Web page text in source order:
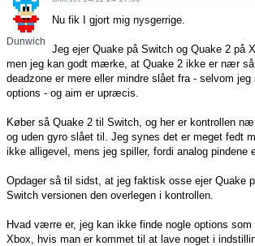
Dunwich
Nu fik I gjort mig nysgerrige.
Jeg ejer Quake på Switch og Quake 2 på
men jeg kan godt mærke, at Quake 2 ikke er nær
deadzone er mere eller mindre slået fra - selvom
options - og aim er upræcis.
Køber så Quake 2 til Switch, og her er kontrollen
og uden gyro slået til. Jeg synes det er meget fedt
ikke alligevel, mens jeg spiller, fordi analog
Opdager så til sidst, at jeg faktisk osse ejer Quake
Switch versionen den overlegen i kontrollen.
Hvad værre er, jeg kan ikke finde nogle options
Xbox, hvis man er kommet til at lave noget i